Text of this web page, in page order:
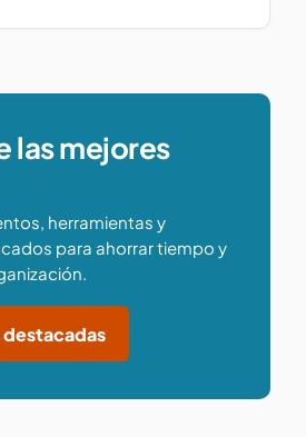
las mejores
herramientas y
para ahorrar tiempo y